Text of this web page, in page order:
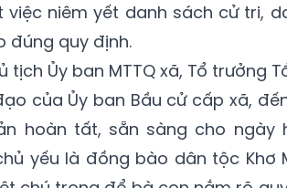
niêm yết danh sách cử tri,
đúng quy định.
tịch Ủy ban MTTQ xã, Tổ trưởng
của Ủy ban Bầu cử cấp xã,
hoàn tất, sẵn sàng cho ngày
yếu là đồng bào dân tộc Khơ